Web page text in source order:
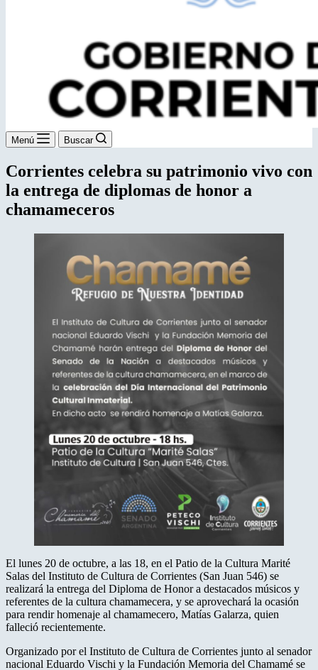
Menú Buscar
Corrientes celebra su patrimonio vivo con
la entrega de diplomas de honor a
chamameceros
El lunes 20 de octubre, a las 18, en el Patio de la Cultura Marité
Salas del Instituto de Cultura de Corrientes (San Juan 546) se
realizará la entrega del Diploma de Honor a destacados músicos y
referentes de la cultura chamamecera, y se aprovechará la ocasión
para rendir homenaje al chamamecero, Matías Galarza, quien
falleció recientemente.
Organizado por el Instituto de Cultura de Corrientes junto al senador
nacional Eduardo Vischi y la Fundación Memoria del Chamamé se